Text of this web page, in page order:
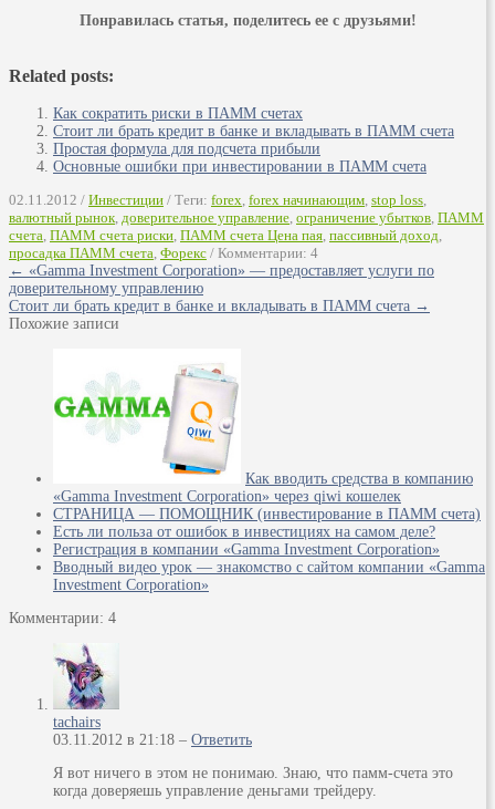
Понравилась статья, поделитесь ее с друзьями!
Related posts:
Как сократить риски в ПАММ счетах
Стоит ли брать кредит в банке и вкладывать в ПАММ счета
Простая формула для подсчета прибыли
Основные ошибки при инвестировании в ПАММ счета
02.11.2012 / Инвестиции / Теги: forex, forex начинающим, stop loss,
валютный рынок, доверительное управление, ограничение убытков, ПАММ
счета, ПАММ счета риски, ПАММ счета Цена пая, пассивный доход,
просадка ПАММ счета, Форекс / Комментарии: 4
← «Gamma Investment Corporation» — предоставляет услуги по
доверительному управлению
Стоит ли брать кредит в банке и вкладывать в ПАММ счета →
Похожие записи
Как вводить средства в компанию
«Gamma Investment Corporation» через qiwi кошелек
СТРАНИЦА — ПОМОЩНИК (инвестирование в ПАММ счета)
Есть ли польза от ошибок в инвестициях на самом деле?
Регистрация в компании «Gamma Investment Corporation»
Вводный видео урок — знакомство с сайтом компании «Gamma
Investment Corporation»
Комментарии: 4
tachairs
03.11.2012 в 21:18 – Ответить
Я вот ничего в этом не понимаю. Знаю, что памм-счета это
когда доверяешь управление деньгами трейдеру.